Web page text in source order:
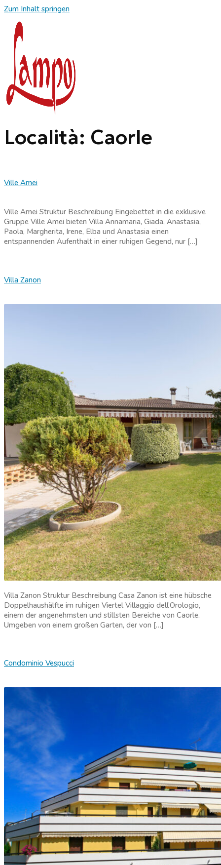
Zum Inhalt springen
Località: Caorle
Ville Amei
Ville Amei Struktur Beschreibung Eingebettet in die exklusive
Gruppe Ville Amei bieten Villa Annamaria, Giada, Anastasia,
Paola, Margherita, Irene, Elba und Anastasia einen
entspannenden Aufenthalt in einer ruhigen Gegend, nur […]
Villa Zanon
Villa Zanon Struktur Beschreibung Casa Zanon ist eine hübsche
Doppelhaushälfte im ruhigen Viertel Villaggio dell’Orologio,
einem der angenehmsten und stillsten Bereiche von Caorle.
Umgeben von einem großen Garten, der von […]
Condominio Vespucci